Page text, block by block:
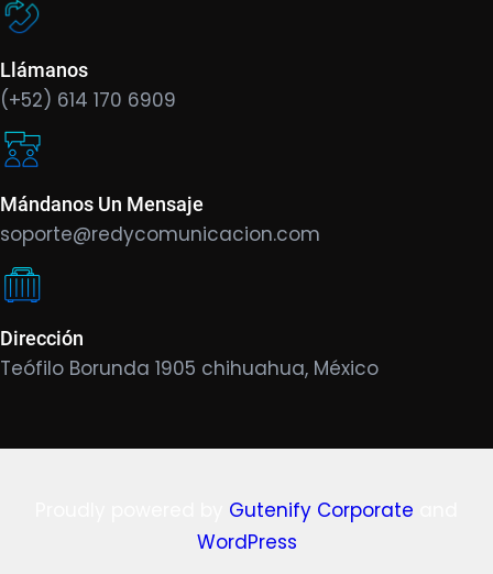
Llámanos
(+52) 614 170 6909
Mándanos Un Mensaje
soporte@redycomunicacion.com
Dirección
Teófilo Borunda 1905 chihuahua, México
Gutenify Corporate
WordPress